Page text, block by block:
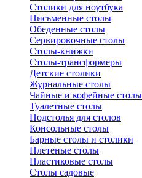
Столики для ноутбука
Письменные столы
Обеденные столы
Сервировочные столы
Столы-книжки
Столы-трансформеры
Детские столики
Журнальные столы
Чайные и кофейные столы
Туалетные столы
Подстолья для столов
Консольные столы
Барные столы и столики
Плетеные столы
Пластиковые столы
Столы садовые